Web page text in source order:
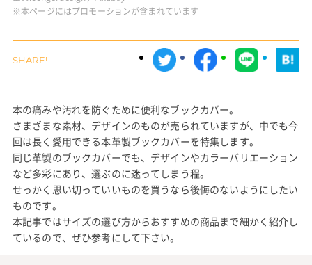
※本ページにはプロモーションが含まれています
本の痛みや汚れを防ぐために便利なブックカバー。
さまざまな素材、デザインのものが売られていますが、中でも今
回は長く愛用できる本革製ブックカバーを特集します。
同じ革製のブックカバーでも、デザインやカラーバリエーション
など多彩にあり、選ぶのに迷ってしまう程。
せっかく思い切っていいものを買うなら後悔のないようにしたい
ものです。
本記事ではサイズの選び方からおすすめの商品まで細かく紹介し
ているので、ぜひ参考にして下さい。